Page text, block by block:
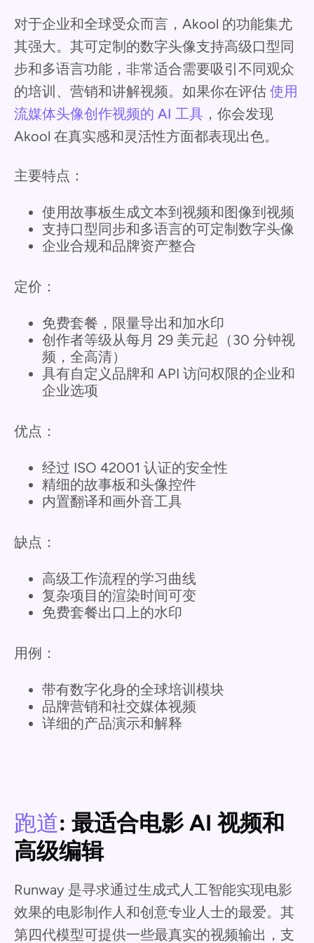
对于企业和全球受众而言，Akool 的功能集尤
其强大。其可定制的数字头像支持高级口型同
步和多语言功能，非常适合需要吸引不同观众
的培训、营销和讲解视频。如果你在评估 使用
流媒体头像创作视频的 AI 工具 ，你会发现
Akool 在真实感和灵活性方面都表现出色。
主要特点：
使用故事板生成文本到视频和图像到视频
支持口型同步和多语言的可定制数字头像
企业合规和品牌资产整合
定价：
免费套餐，限量导出和加水印
创作者等级从每月 29 美元起（30 分钟视
频，全高清）
具有自定义品牌和 API 访问权限的企业和
企业选项
优点：
经过 ISO 42001 认证的安全性
精细的故事板和头像控件
内置翻译和画外音工具
缺点：
高级工作流程的学习曲线
复杂项目的渲染时间可变
免费套餐出口上的水印
用例：
带有数字化身的全球培训模块
品牌营销和社交媒体视频
详细的产品演示和解释
跑道: 最适合电影 AI 视频和
高级编辑
Runway 是寻求通过生成式人工智能实现电影
效果的电影制作人和创意专业人士的最爱。其
第四代模型可提供一些最真实的视频输出，支